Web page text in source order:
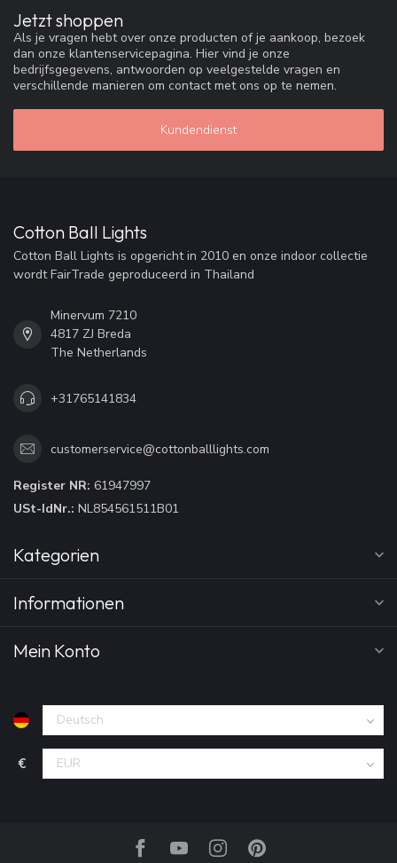
Jetzt shoppen
Als je vragen hebt over onze producten of je aankoop, bezoek
dan onze klantenservicepagina. Hier vind je onze
bedrijfsgegevens, antwoorden op veelgestelde vragen en
verschillende manieren om contact met ons op te nemen.
Kundendienst
Cotton Ball Lights
Cotton Ball Lights is opgericht in 2010 en onze indoor collectie
wordt FairTrade geproduceerd in Thailand
Minervum 7210
4817 ZJ Breda
The Netherlands
+31765141834
customerservice@cottonballlights.com
Register NR: 61947997
USt-IdNr.: NL854561511B01
Kategorien
Informationen
Mein Konto
€